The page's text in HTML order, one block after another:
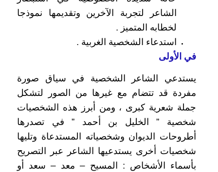
الشاعر لتجربة الآخرين وتقديمها نموذجا
لخطابه المتميز .
استدعاء الشخصية الغربية .
في الأولى
يستدعي الشاعر الشخصية في سياق صورة
مفردة قد تتضام مع غيرها من الصور لتشكل
جملة شعرية كبرى ، ومن أبرز هذه الشخصيات
شخصية ” الخليل بن أحمد ” في تصدرها
أطروحات الديوان وشخصياته المستدعاة وتليها
شخصيات أخرى يستدعيها الشاعر عبر التصريح
بأسماء الأشخاص : المسيح – معد – سعد أو